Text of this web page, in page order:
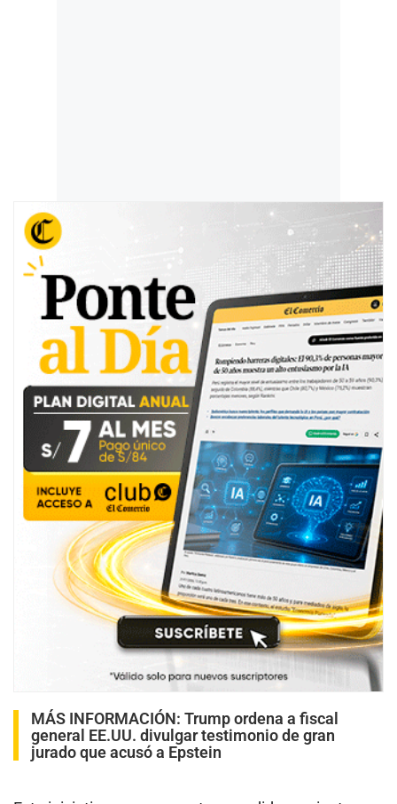
MÁS INFORMACIÓN: Trump ordena a fiscal
general EE.UU. divulgar testimonio de gran
jurado que acusó a Epstein